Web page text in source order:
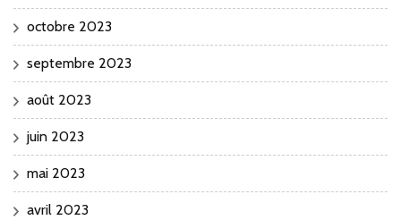
octobre 2023
septembre 2023
août 2023
juin 2023
mai 2023
avril 2023